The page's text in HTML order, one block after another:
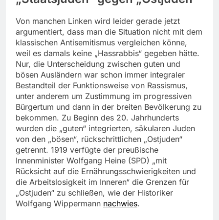
Von manchen Linken wird leider gerade jetzt
argumentiert, dass man die Situation nicht mit dem
klassischen Antisemitismus vergleichen könne,
weil es damals keine „Hassrabbis“ gegeben hätte.
Nur, die Unterscheidung zwischen guten und
bösen Ausländern war schon immer integraler
Bestandteil der Funktionsweise von Rassismus,
unter anderem um Zustimmung im progressiven
Bürgertum und dann in der breiten Bevölkerung zu
bekommen. Zu Beginn des 20. Jahrhunderts
wurden die „guten“ integrierten, säkularen Juden
von den „bösen“, rückschrittlichen „Ostjuden“
getrennt. 1919 verfügte der preußische
Innenminister Wolfgang Heine (SPD) „mit
Rücksicht auf die Ernährungsschwierigkeiten und
die Arbeitslosigkeit im Inneren“ die Grenzen für
„Ostjuden“ zu schließen, wie der Historiker
Wolfgang Wippermann nachwies.